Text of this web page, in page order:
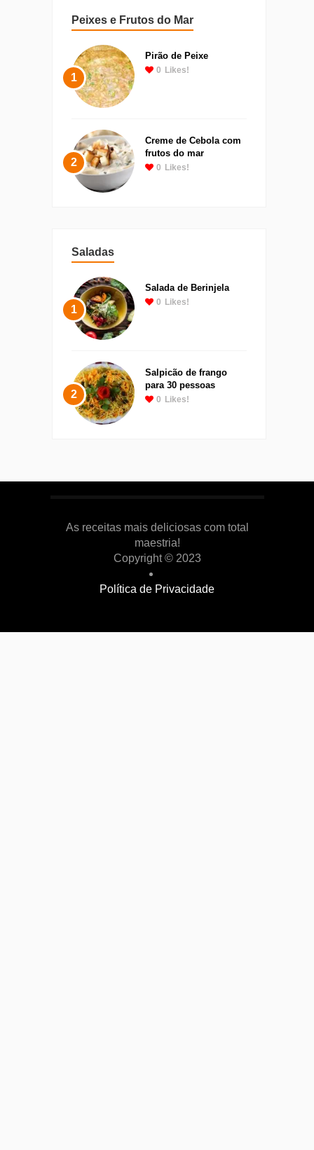
Peixes e Frutos do Mar
1
Pirão de Peixe
0 Likes!
2
Creme de Cebola com
frutos do mar
0 Likes!
Saladas
1
Salada de Berinjela
0 Likes!
2
Salpicão de frango
para 30 pessoas
0 Likes!
As receitas mais deliciosas com total
maestria!
Copyright © 2023
Política de Privacidade